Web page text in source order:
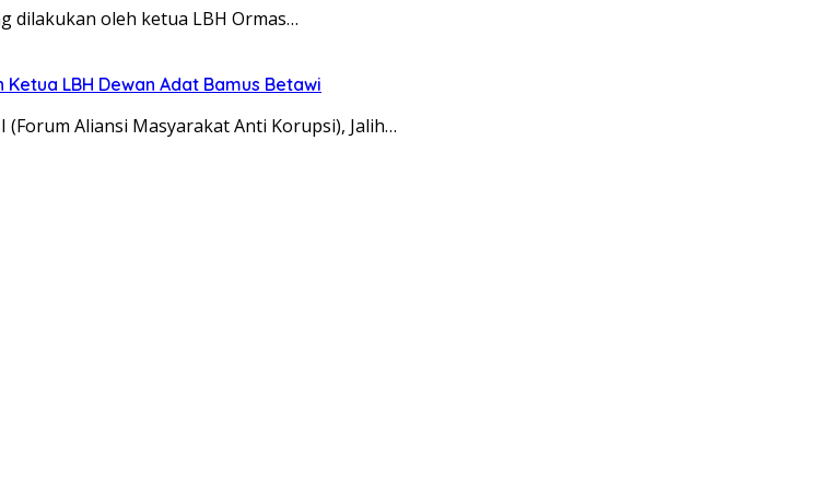
dilakukan oleh ketua LBH Ormas…
LBH Dewan Adat Bamus Betawi
(Forum Aliansi Masyarakat Anti Korupsi), Jalih…